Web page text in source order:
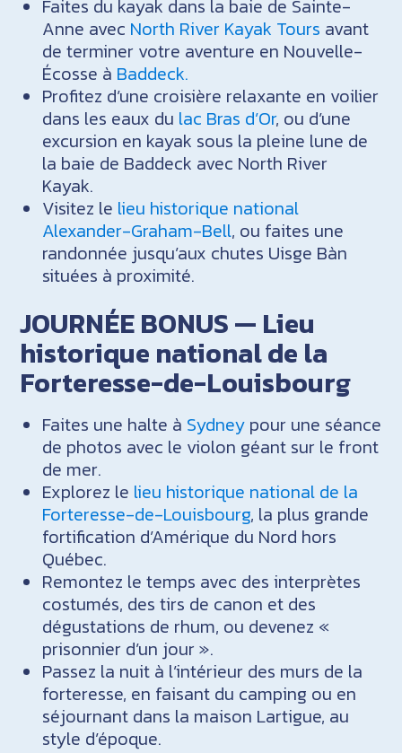
Faites du kayak dans la baie de Sainte-
Anne avec North River Kayak Tours avant
de terminer votre aventure en Nouvelle-
Écosse à Baddeck.
Profitez d’une croisière relaxante en voilier
dans les eaux du lac Bras d’Or, ou d’une
excursion en kayak sous la pleine lune de
la baie de Baddeck avec North River
Kayak.
Visitez le lieu historique national
Alexander-Graham-Bell, ou faites une
randonnée jusqu’aux chutes Uisge Bàn
situées à proximité.
JOURNÉE BONUS — Lieu
historique national de la
Forteresse-de-Louisbourg
Faites une halte à Sydney pour une séance
de photos avec le violon géant sur le front
de mer.
Explorez le lieu historique national de la
Forteresse-de-Louisbourg, la plus grande
fortification d’Amérique du Nord hors
Québec.
Remontez le temps avec des interprètes
costumés, des tirs de canon et des
dégustations de rhum, ou devenez «
prisonnier d’un jour ».
Passez la nuit à l’intérieur des murs de la
forteresse, en faisant du camping ou en
séjournant dans la maison Lartigue, au
style d’époque.